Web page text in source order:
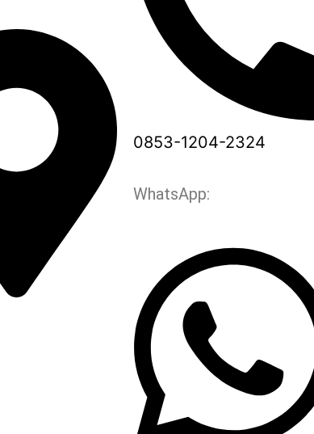
0853-1204-2324
WhatsApp: